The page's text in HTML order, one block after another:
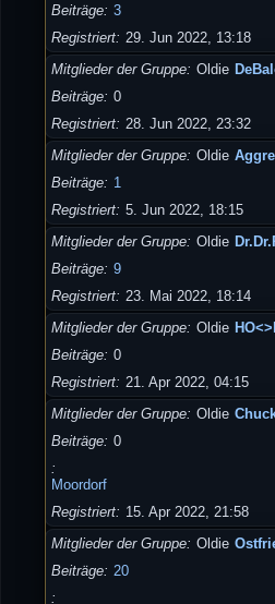
Beiträge
3
Registriert
29. Jun 2022, 13:18
Mitglieder der Gruppe
Oldie
Beiträge
0
Registriert
28. Jun 2022, 23:32
Mitglieder der Gruppe
Oldie
Beiträge
1
Registriert
5. Jun 2022, 18:15
Mitglieder der Gruppe
Oldie
Beiträge
9
Registriert
23. Mai 2022, 18:14
Mitglieder der Gruppe
Oldie
Beiträge
0
Registriert
21. Apr 2022, 04:15
Mitglieder der Gruppe
Oldie
Beiträge
0
Moordorf
Registriert
15. Apr 2022, 21:58
Mitglieder der Gruppe
Oldie
Beiträge
20